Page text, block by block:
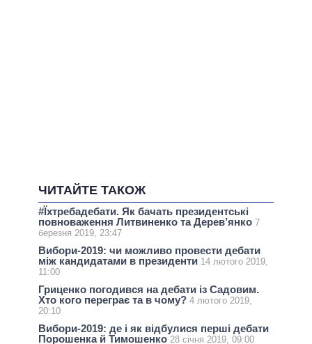
ЧИТАЙТЕ ТАКОЖ
#Їхтребадебати. Як бачать президентські
повноваження Литвиненко та Дерев’янко 7
березня 2019, 23:47
Вибори-2019: чи можливо провести дебати
між кандидатами в президенти 14 лютого 2019,
11:00
Гриценко погодився на дебати із Садовим.
Хто кого переграє та в чому? 4 лютого 2019,
20:10
Вибори-2019: де і як відбулися перші дебати
Порошенка й Тимошенко 28 січня 2019, 09:00